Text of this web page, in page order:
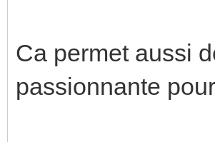
Ca permet aussi
passionnante